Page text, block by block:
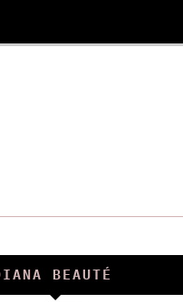
BEAUTÉ